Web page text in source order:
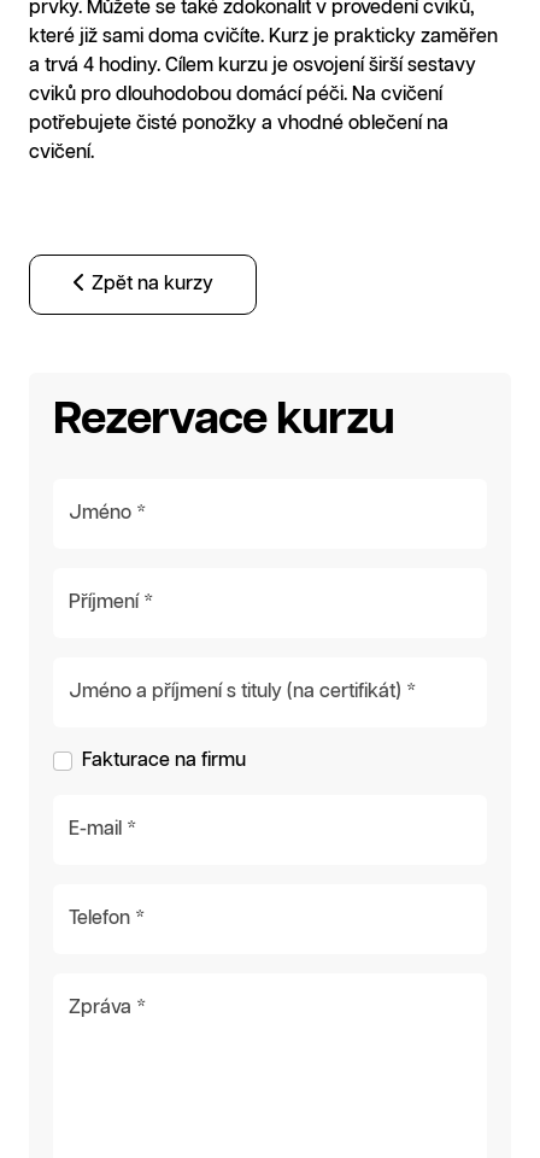
prvky. Můžete se také zdokonalit v provedení cviků,
které již sami doma cvičíte. Kurz je prakticky zaměřen
a trvá 4 hodiny. Cílem kurzu je osvojení širší sestavy
cviků pro dlouhodobou domácí péči. Na cvičení
potřebujete čisté ponožky a vhodné oblečení na
cvičení.
Zpět na kurzy
Rezervace kurzu
Jméno *
Příjmení *
Jméno a příjmení s tituly (na certifikát) *
Fakturace na firmu
E-mail *
Telefon *
Zpráva *